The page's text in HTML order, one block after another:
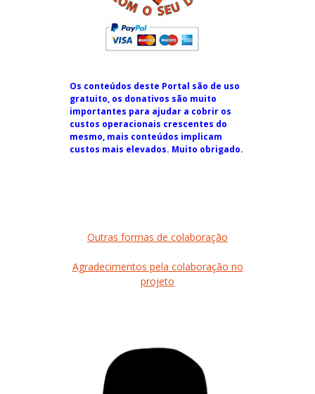
Os conteúdos deste Portal são de uso
gratuito, os donativos são muito
importantes para ajudar a cobrir os
custos operacionais crescentes do
mesmo, mais conteúdos implicam
custos mais elevados. Muito obrigado.
Outras formas de colaboração
Agradecimentos pela colaboração no
projeto